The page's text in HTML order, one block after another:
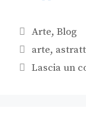
Arte,Blog
arte,
Lascia un